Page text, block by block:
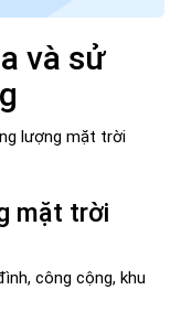
và sử
lượng mặt trời
mặt trời
công cộng, khu